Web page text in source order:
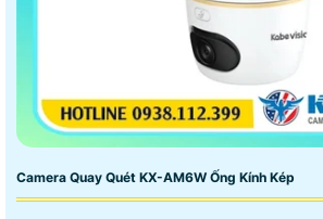
Camera Quay Quét KX-AM6W Ống Kính Kép